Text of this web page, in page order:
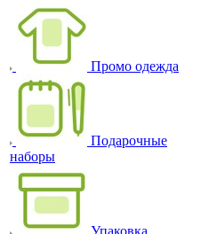
Промо одежда
Подарочные
наборы
Упаковка